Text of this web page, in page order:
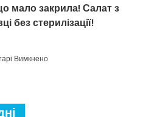
мало закрила! Салат з
без стерилізації!
Вимкненодо